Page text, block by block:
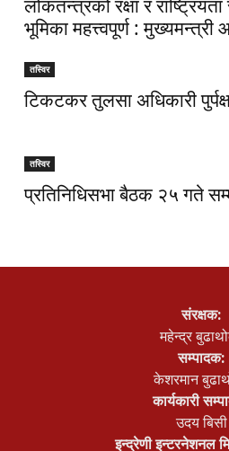
लोकतन्त्रको रक्षा र
भूमिका महत्त्वपूर्ण : मुख्यमन्त्री
तस्विर
टिकटकर तुलसा अधिकारी
तस्विर
प्रतिनिधिसभा बैठक २५ गते
संरक्षक:
महेन्द्र
सम्पादक:
केशरमान
कार्यकारी
उदय बिसी
इन्द्रेणी इन्टरनेशनल